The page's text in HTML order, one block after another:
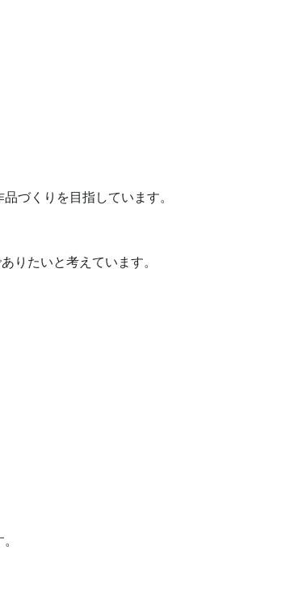
づくりを目指しています。
りたいと考えています。